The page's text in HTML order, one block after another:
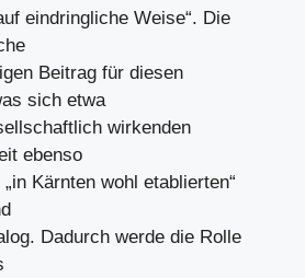
eindringliche Weise“. Die
Beitrag für diesen
sich etwa
wirkenden
ebenso
Kärnten wohl etablierten“
Dadurch werde die Rolle